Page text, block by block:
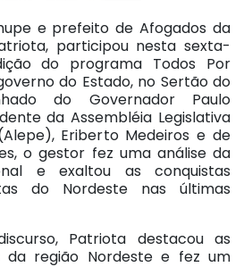
e prefeito de Afogados da
participou nesta sexta-
do programa Todos Por
do Estado, no Sertão do
do Governador Paulo
da Assembléia Legislativa
Eriberto Medeiros e de
o gestor fez uma análise da
e exaltou as conquistas
do Nordeste nas últimas
Patriota destacou as
da região Nordeste e fez um